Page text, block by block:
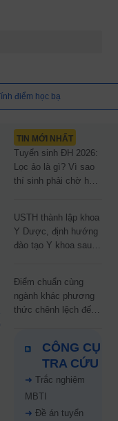
điểm học bạ
TIN MỚI NHẤT
Tuyển sinh ĐH 2026:
Lọc ảo là gì? Vì sao
thí sinh phải chờ hơn
USTH thành lập khoa
Y Dược, định hướng
đào tạo Y khoa sau
Điểm chuẩn cùng
ngành khác phương
thức chênh lệch đến
CÔNG CỤ
TRA CỨU
➜ Trắc nghiệm
MBTI
➜ Đề án tuyển